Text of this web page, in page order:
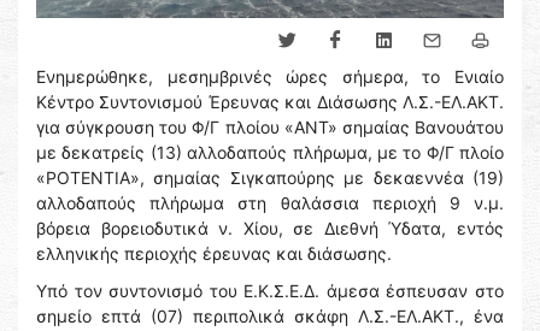
Ενημερώθηκε, μεσημβρινές ώρες σήμερα, το Ενιαίο
Κέντρο Συντονισμού Έρευνας και Διάσωσης Λ.Σ.-ΕΛ.ΑΚΤ.
για σύγκρουση του Φ/Γ πλοίου «ΑΝΤ» σημαίας Βανουάτου
με δεκατρείς (13) αλλοδαπούς πλήρωμα, με το Φ/Γ πλοίο
«POTENTIA», σημαίας Σιγκαπούρης με δεκαεννέα (19)
αλλοδαπούς πλήρωμα στη θαλάσσια περιοχή 9 ν.μ.
βόρεια βορειοδυτικά ν. Χίου, σε Διεθνή Ύδατα, εντός
ελληνικής περιοχής έρευνας και διάσωσης.
Υπό τον συντονισμό του Ε.Κ.Σ.Ε.Δ. άμεσα έσπευσαν στο
σημείο επτά (07) περιπολικά σκάφη Λ.Σ.-ΕΛ.ΑΚΤ., ένα